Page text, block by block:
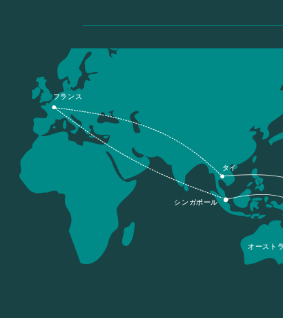
フランス
オースト
シンガポール
タイ